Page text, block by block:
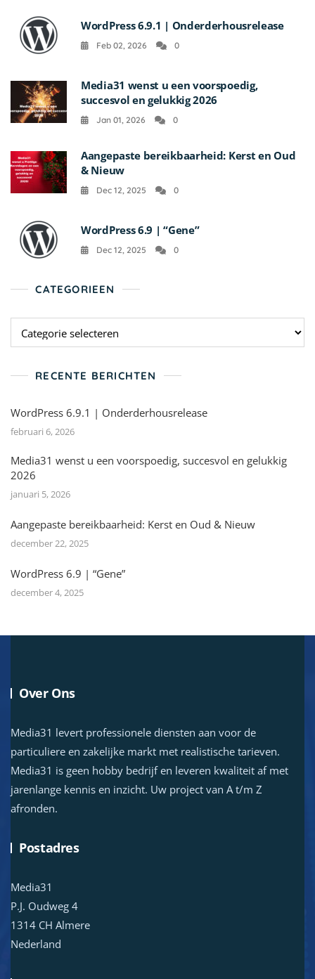
WordPress 6.9.1 | Onderderhousrelease
Feb 02, 2026 0
Media31 wenst u een voorspoedig,
succesvol en gelukkig 2026
Jan 01, 2026 0
Aangepaste bereikbaarheid: Kerst en Oud
& Nieuw
Dec 12, 2025 0
WordPress 6.9 | “Gene”
Dec 12, 2025 0
CATEGORIEEN
RECENTE BERICHTEN
WordPress 6.9.1 | Onderderhousrelease
februari 6, 2026
Media31 wenst u een voorspoedig, succesvol en gelukkig
2026
januari 5, 2026
Aangepaste bereikbaarheid: Kerst en Oud & Nieuw
december 22, 2025
WordPress 6.9 | “Gene”
december 4, 2025
Over Ons
Media31 levert professionele diensten aan voor de
particuliere en zakelijke markt met realistische tarieven.
Media31 is geen hobby bedrijf en leveren kwaliteit af met
jarenlange kennis en inzicht. Uw project van A t/m Z
afronden.
Postadres
Media31
P.J. Oudweg 4
1314 CH Almere
Nederland